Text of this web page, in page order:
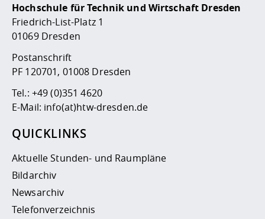
Hochschule für Technik und Wirtschaft Dresden
Friedrich-List-Platz 1
01069 Dresden
Postanschrift
PF 120701, 01008 Dresden
Tel.: +49 (0)351 4620
E-Mail: info(at)htw-dresden.de
QUICKLINKS
Aktuelle Stunden- und Raumpläne
Bildarchiv
Newsarchiv
Telefonverzeichnis